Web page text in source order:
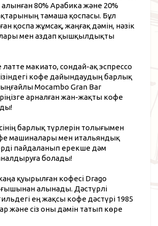
80% Арабика және 20%
тамаша қоспасы. Бұл
қоспа жұмсақ, жаңғақ дәмін, нәзік
мен аздап қышқылдықты
макиато, сондай-ақ эспрессо
кофе дайындаудың барлық
Mocambo Gran Bar
арналған жан-жақты кофе
барлық түрлерін толығымен
машиналары мен итальяндық
пайдаланып ерекше дәм
болады!
қуырылған кофесі Drago
алынады. Дәстүрлі
ең жақсы кофе дәстүрі 1985
және сіз оны дәмін татып көре